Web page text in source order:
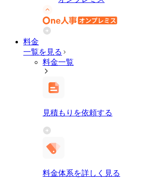
料金
一覧を見る
料金一覧
見積もりを依頼する
料金体系を詳しく見る